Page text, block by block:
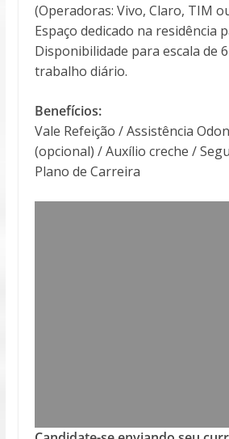
(Operadoras: Vivo, Claro, TIM
Espaço dedicado na residência
Disponibilidade para escala de
trabalho diário.
Benefícios:
Vale Refeição / Assistência
(opcional) / Auxílio creche /
Plano de Carreira